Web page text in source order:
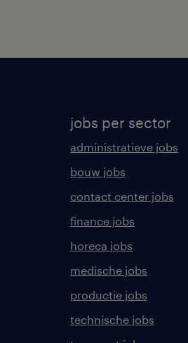
jobs per sector
administratieve jobs
bouw jobs
contact center jobs
finance jobs
horeca jobs
medische jobs
productie jobs
technische jobs